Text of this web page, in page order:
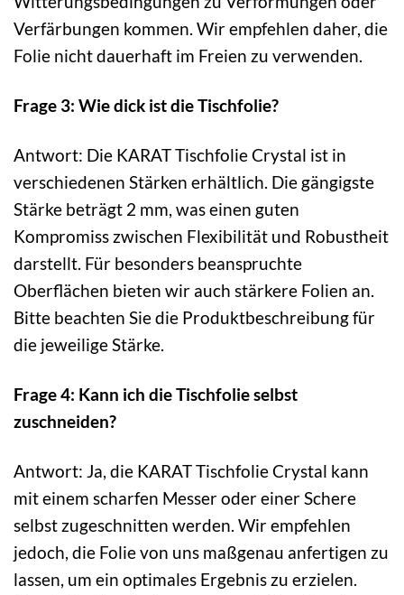
Verfärbungen kommen. Wir empfehlen daher, die
Folie nicht dauerhaft im Freien zu verwenden.
Frage 3: Wie dick ist die Tischfolie?
Antwort: Die KARAT Tischfolie Crystal ist in
verschiedenen Stärken erhältlich. Die gängigste
Stärke beträgt 2 mm, was einen guten
Kompromiss zwischen Flexibilität und Robustheit
darstellt. Für besonders beanspruchte
Oberflächen bieten wir auch stärkere Folien an.
Bitte beachten Sie die Produktbeschreibung für
die jeweilige Stärke.
Frage 4: Kann ich die Tischfolie selbst
zuschneiden?
Antwort: Ja, die KARAT Tischfolie Crystal kann
mit einem scharfen Messer oder einer Schere
selbst zugeschnitten werden. Wir empfehlen
jedoch, die Folie von uns maßgenau anfertigen zu
lassen, um ein optimales Ergebnis zu erzielen.